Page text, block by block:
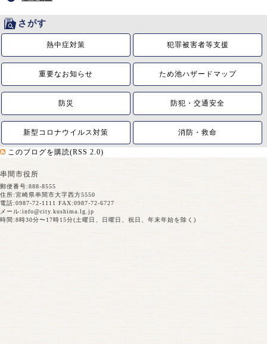
さがす
熱中症対策 犯罪被害者等支援
重要なお知らせ ため池ハザードマップ
防災 防犯・交通安全
新型コロナウイルス対策 消防・救命
このブログを購読(RSS 2.0)
串間市役所
郵便番号:888-8555
住所:宮崎県串間市大字西方5550
電話:0987-72-1111 FAX:0987-72-6727
メール:info@city.kushima.lg.jp
時間:8時30分〜17時15分(土曜日、日曜日、祝日、年末年始を除く)